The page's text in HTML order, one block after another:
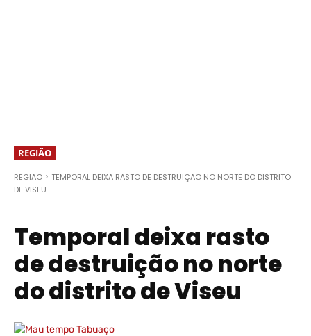
REGIÃO
REGIÃO
TEMPORAL DEIXA RASTO DE DESTRUIÇÃO NO NORTE DO DISTRITO
DE VISEU
Temporal deixa rasto
de destruição no norte
do distrito de Viseu